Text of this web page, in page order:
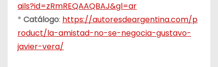
ails?id=zRmREQAAQBAJ&gl=ar
* Catálogo: https://autoresdeargentina.com/p
roduct/la-amistad-no-se-negocia-gustavo-
javier-vera/